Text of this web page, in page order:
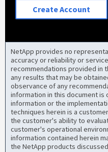
Create Account
NetApp provides no
accuracy or reliability or
recommendations provided in
any results that may be
observance of any
information in this document is
information or the
techniques herein is a
the customer's ability to
customer's operational
information contained herein
the NetApp products